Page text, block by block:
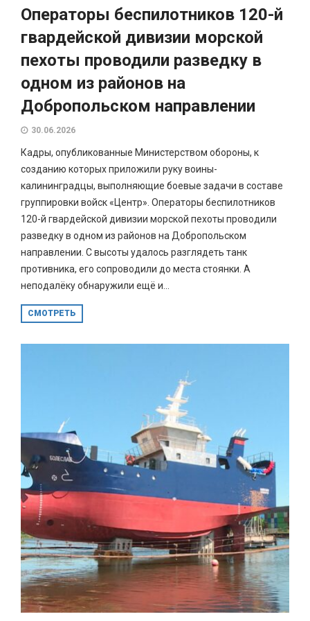
Операторы беспилотников 120-й
гвардейской дивизии морской
пехоты проводили разведку в
одном из районов на
Добропольском направлении
30.06.2026
Кадры, опубликованные Министерством обороны, к
созданию которых приложили руку воины-
калининградцы, выполняющие боевые задачи в составе
группировки войск «Центр». Операторы беспилотников
120-й гвардейской дивизии морской пехоты проводили
разведку в одном из районов на Добропольском
направлении. С высоты удалось разглядеть танк
противника, его сопроводили до места стоянки. А
неподалёку обнаружили ещё и...
СМОТРЕТЬ